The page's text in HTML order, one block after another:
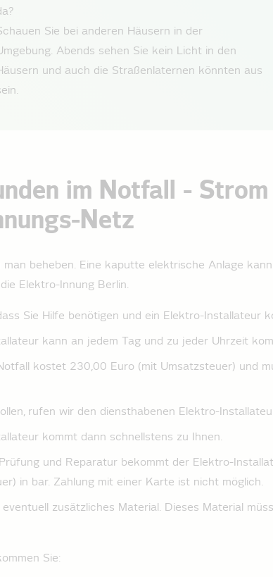
Sie bei anderen Häusern in der
Abends sehen Sie kein Licht in den
und auch die Straßenlaternen könnten aus
im Notfall - Strom
Netz
beheben. Eine kaputte elektrische Anlage
Elektro-Innung Berlin.
Sie Hilfe benötigen und ein Elektro-Installateur­
kann an jedem Tag und zu jeder Uhrzeit
kostet 230,00 Euro (mit Umsatzsteuer) und
rufen wir den diensthabenen Elektro-
kommt dann schnellstens zu Ihnen.
und Reparatur bekommt der Elektro-
in bar. Zahlung mit einer Karte ist nicht möglich.
zusätzliches Material. Dieses Material
Sie: